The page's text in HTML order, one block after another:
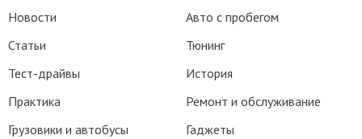
Новости
Статьи
Тест-драйвы
Практика
Грузовики и автобусы
Авто с пробегом
Тюнинг
История
Ремонт и обслуживание
Гаджеты